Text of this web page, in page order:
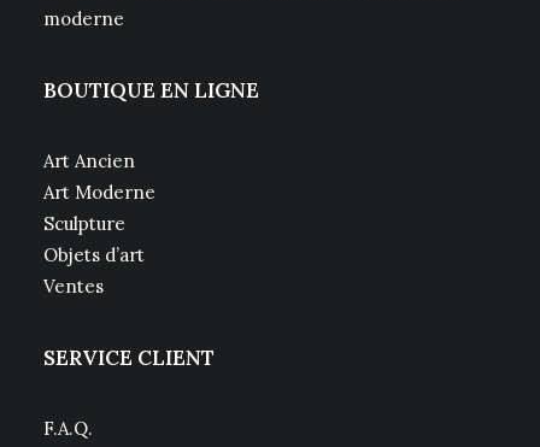
moderne
BOUTIQUE EN LIGNE
Art Ancien
Art Moderne
Sculpture
Objets d’art
Ventes
SERVICE CLIENT
F.A.Q.